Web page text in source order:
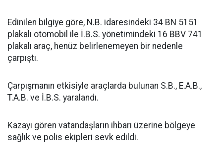
Edinilen bilgiye göre, N.B. idaresindeki 34 BN 5151
plakalı otomobil ile İ.B.S. yönetimindeki 16 BBV 741
plakalı araç, henüz belirlenemeyen bir nedenle
çarpıştı.
Çarpışmanın etkisiyle araçlarda bulunan S.B., E.A.B.,
T.A.B. ve İ.B.S. yaralandı.
Kazayı gören vatandaşların ihbarı üzerine bölgeye
sağlık ve polis ekipleri sevk edildi.